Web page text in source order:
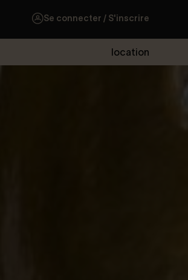
Se connecter / S'inscrire
location